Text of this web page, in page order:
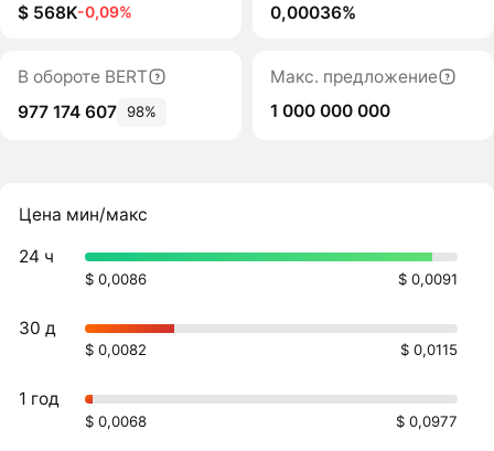
$ 568K-0,09%
0,00036%
В обороте BERT
977 174 607 98%
Макс. предложение
1 000 000 000
Цена мин/макс
24 ч
$ 0,0086 $ 0,0091
30 д
$ 0,0082 $ 0,0115
1 год
$ 0,0068 $ 0,0977